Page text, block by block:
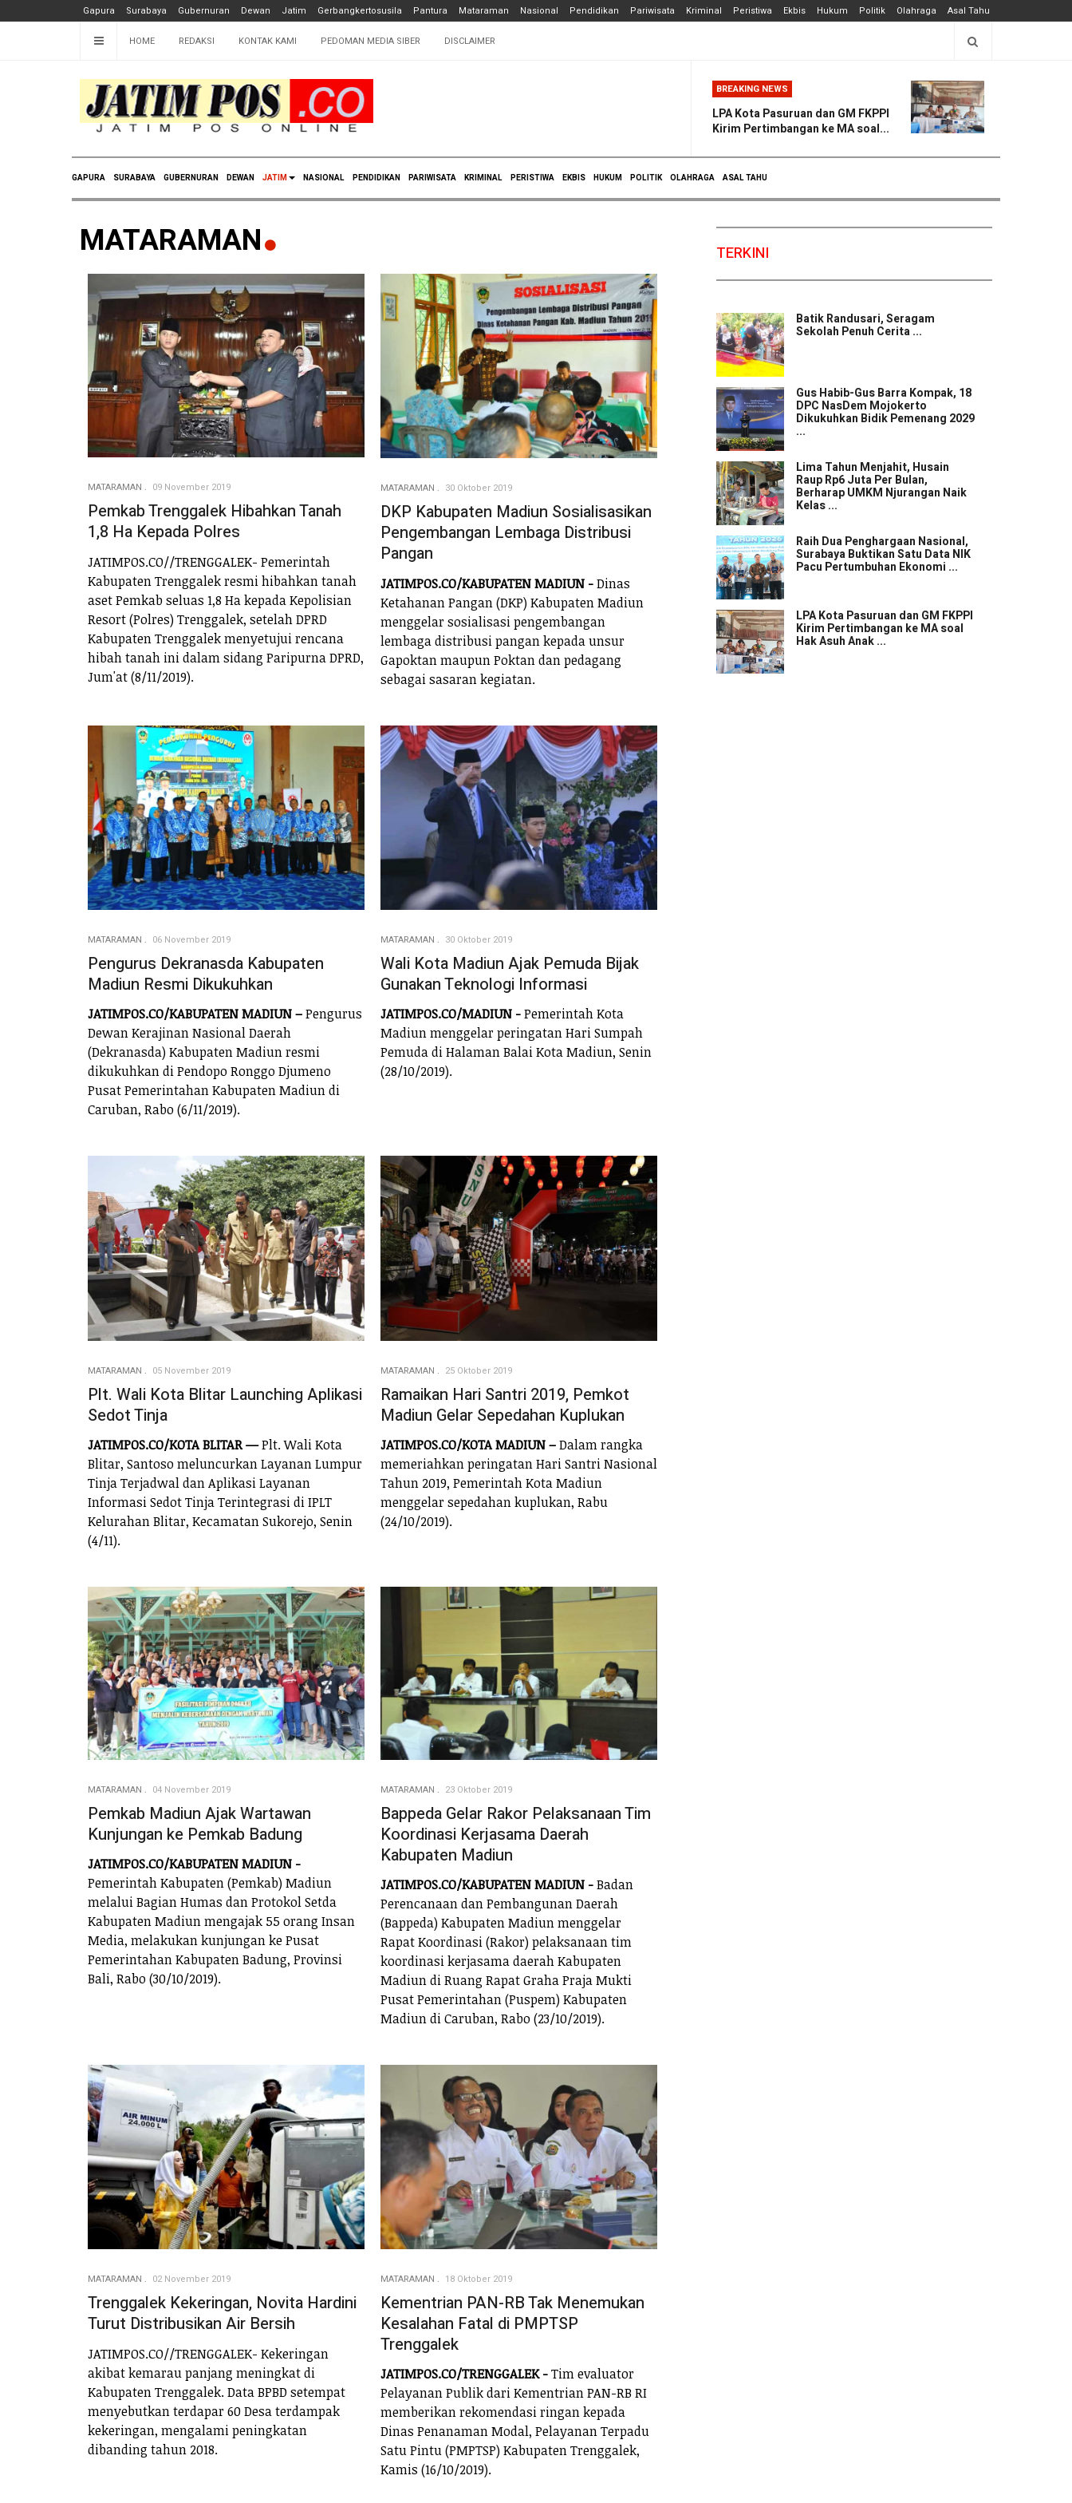
Gapura Surabaya Gubernuran Dewan Jatim Gerbangkertosusila Pantura Mataraman Nasional Pendidikan Pariwisata Kriminal Peristiwa Ekbis Hukum Politik Olahraga Asal Tahu
HOME REDAKSI KONTAK KAMI PEDOMAN MEDIA SIBER DISCLAIMER
BREAKING NEWS
LPA Kota Pasuruan dan GM FKPPI
Kirim Pertimbangan ke MA soal...
GAPURA SURABAYA GUBERNURAN DEWAN JATIM NASIONAL PENDIDIKAN PARIWISATA KRIMINAL PERISTIWA EKBIS HUKUM POLITIK OLAHRAGA ASAL TAHU
MATARAMAN
MATARAMAN 09 November 2019
Pemkab Trenggalek Hibahkan Tanah
1,8 Ha Kepada Polres
JATIMPOS.CO//TRENGGALEK- Pemerintah
Kabupaten Trenggalek resmi hibahkan tanah
aset Pemkab seluas 1,8 Ha kepada Kepolisian
Resort (Polres) Trenggalek, setelah DPRD
Kabupaten Trenggalek menyetujui rencana
hibah tanah ini dalam sidang Paripurna DPRD,
Jum'at (8/11/2019).
MATARAMAN 30 Oktober 2019
DKP Kabupaten Madiun Sosialisasikan
Pengembangan Lembaga Distribusi
Pangan
JATIMPOS.CO/KABUPATEN MADIUN -Dinas
Ketahanan Pangan (DKP) Kabupaten Madiun
menggelar sosialisasi pengembangan
lembaga distribusi pangan kepada unsur
Gapoktan maupun Poktan dan pedagang
sebagai sasaran kegiatan.
MATARAMAN 06 November 2019
Pengurus Dekranasda Kabupaten
Madiun Resmi Dikukuhkan
JATIMPOS.CO/KABUPATEN MADIUN –Pengurus
Dewan Kerajinan Nasional Daerah
(Dekranasda) Kabupaten Madiun resmi
dikukuhkan di Pendopo Ronggo Djumeno
Pusat Pemerintahan Kabupaten Madiun di
Caruban, Rabo (6/11/2019).
MATARAMAN 30 Oktober 2019
Wali Kota Madiun Ajak Pemuda Bijak
Gunakan Teknologi Informasi
JATIMPOS.CO/MADIUN -Pemerintah Kota
Madiun menggelar peringatan Hari Sumpah
Pemuda di Halaman Balai Kota Madiun, Senin
(28/10/2019).
MATARAMAN 05 November 2019
Plt. Wali Kota Blitar Launching Aplikasi
Sedot Tinja
JATIMPOS.CO/KOTA BLITAR —Plt. Wali Kota
Blitar, Santoso meluncurkan Layanan Lumpur
Tinja Terjadwal dan Aplikasi Layanan
Informasi Sedot Tinja Terintegrasi di IPLT
Kelurahan Blitar, Kecamatan Sukorejo, Senin
(4/11).
MATARAMAN 25 Oktober 2019
Ramaikan Hari Santri 2019, Pemkot
Madiun Gelar Sepedahan Kuplukan
JATIMPOS.CO/KOTA MADIUN –Dalam rangka
memeriahkan peringatan Hari Santri Nasional
Tahun 2019, Pemerintah Kota Madiun
menggelar sepedahan kuplukan, Rabu
(24/10/2019).
MATARAMAN 04 November 2019
Pemkab Madiun Ajak Wartawan
Kunjungan ke Pemkab Badung
JATIMPOS.CO/KABUPATEN MADIUN -
Pemerintah Kabupaten (Pemkab) Madiun
melalui Bagian Humas dan Protokol Setda
Kabupaten Madiun mengajak 55 orang Insan
Media, melakukan kunjungan ke Pusat
Pemerintahan Kabupaten Badung, Provinsi
Bali, Rabo (30/10/2019).
MATARAMAN 23 Oktober 2019
Bappeda Gelar Rakor Pelaksanaan Tim
Koordinasi Kerjasama Daerah
Kabupaten Madiun
JATIMPOS.CO/KABUPATEN MADIUN -Badan
Perencanaan dan Pembangunan Daerah
(Bappeda) Kabupaten Madiun menggelar
Rapat Koordinasi (Rakor) pelaksanaan tim
koordinasi kerjasama daerah Kabupaten
Madiun di Ruang Rapat Graha Praja Mukti
Pusat Pemerintahan (Puspem) Kabupaten
Madiun di Caruban, Rabo (23/10/2019).
MATARAMAN 02 November 2019
Trenggalek Kekeringan, Novita Hardini
Turut Distribusikan Air Bersih
JATIMPOS.CO//TRENGGALEK- Kekeringan
akibat kemarau panjang meningkat di
Kabupaten Trenggalek. Data BPBD setempat
menyebutkan terdapar 60 Desa terdampak
kekeringan, mengalami peningkatan
dibanding tahun 2018.
MATARAMAN 18 Oktober 2019
Kementrian PAN-RB Tak Menemukan
Kesalahan Fatal di PMPTSP
Trenggalek
JATIMPOS.CO/TRENGGALEK -Tim evaluator
Pelayanan Publik dari Kementrian PAN-RB RI
memberikan rekomendasi ringan kepada
Dinas Penanaman Modal, Pelayanan Terpadu
Satu Pintu (PMPTSP) Kabupaten Trenggalek,
Kamis (16/10/2019).
TERKINI
Batik Randusari, Seragam
Sekolah Penuh Cerita ...
Gus Habib-Gus Barra Kompak, 18
DPC NasDem Mojokerto
Dikukuhkan Bidik Pemenang 2029
...
Lima Tahun Menjahit, Husain
Raup Rp6 Juta Per Bulan,
Berharap UMKM Njurangan Naik
Kelas ...
Raih Dua Penghargaan Nasional,
Surabaya Buktikan Satu Data NIK
Pacu Pertumbuhan Ekonomi ...
LPA Kota Pasuruan dan GM FKPPI
Kirim Pertimbangan ke MA soal
Hak Asuh Anak ...